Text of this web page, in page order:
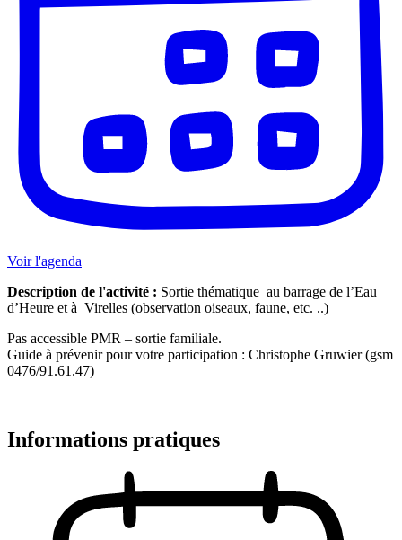
Voir l'agenda
Description de l'activité : Sortie thématique au barrage de l’Eau
d’Heure et à Virelles (observation oiseaux, faune, etc. ..)
Pas accessible PMR – sortie familiale.
Guide à prévenir pour votre participation : Christophe Gruwier (gsm
0476/91.61.47)
Informations pratiques